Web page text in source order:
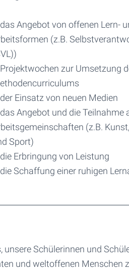
Angebot von offenen Lern-
(z.B.
zur Umsetzung
Einsatz von neuen Medien
Angebot und die Teilnahme
(z.B.
Sport)
Erbringung von Leistung
Schaffung einer ruhigen
unsere Schülerinnen und
und weltoffenen Menschen